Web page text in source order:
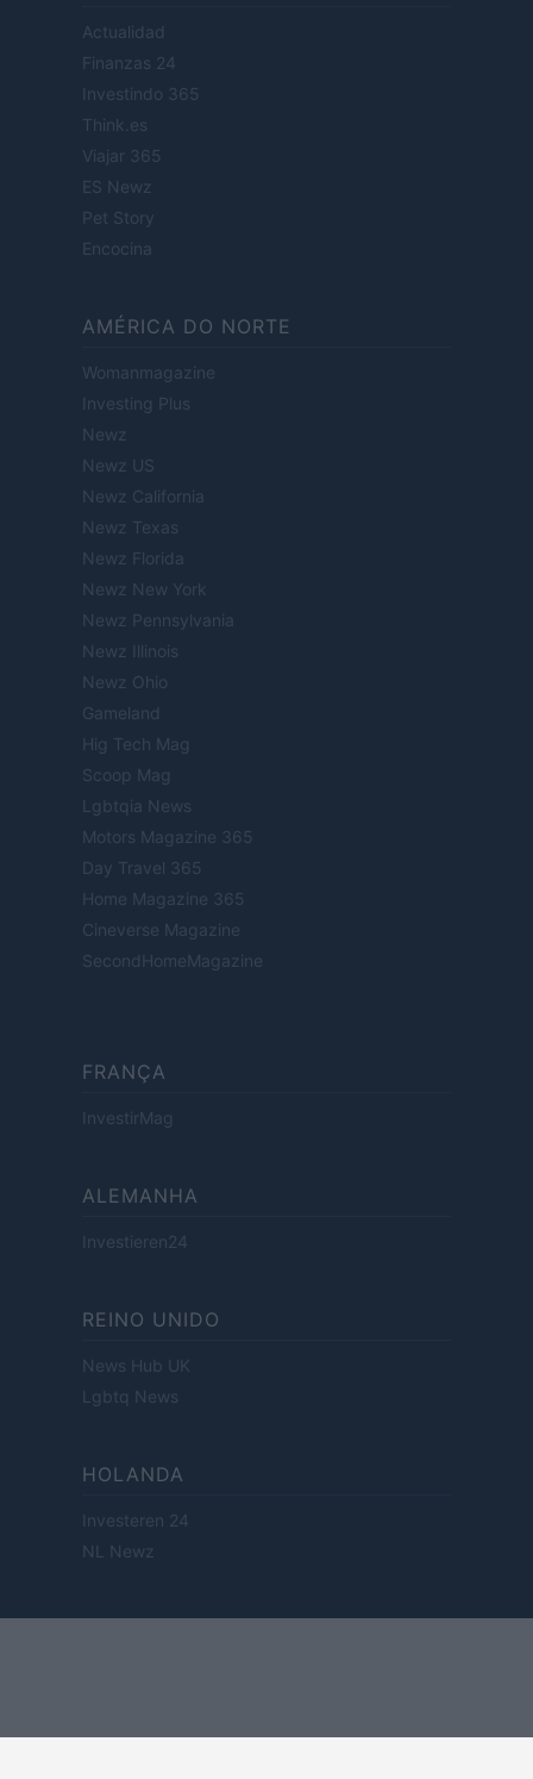
Actualidad
Finanzas 24
Investindo 365
Think.es
Viajar 365
ES Newz
Pet Story
Encocina
AMÉRICA DO NORTE
Womanmagazine
Investing Plus
Newz
Newz US
Newz California
Newz Texas
Newz Florida
Newz New York
Newz Pennsylvania
Newz Illinois
Newz Ohio
Gameland
Hig Tech Mag
Scoop Mag
Lgbtqia News
Motors Magazine 365
Day Travel 365
Home Magazine 365
Cineverse Magazine
SecondHomeMagazine
FRANÇA
InvestirMag
ALEMANHA
Investieren24
REINO UNIDO
News Hub UK
Lgbtq News
HOLANDA
Investeren 24
NL Newz